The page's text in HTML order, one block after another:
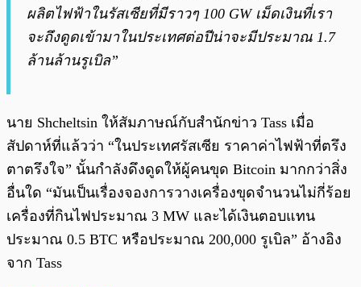
ผลิตไฟฟ้าในรัสเซียที่มีราวๆ 100 GW เม็ดเงินที่เรา
จะถึงดูดเข้ามาในประเทศต่อปีน่าจะมีประมาณ 1.7
ล้านล้านรูเบิล”
นาย Shcheltsin ให้สัมภาษณ์กับสำนักข่าว Tass เมื่อ
สัปดาห์ที่แล้วว่า “ในประเทศรัสเซีย ราคาค่าไฟฟ้าที่ตรึง
ตาตรึงใจ” นั้นกำลังดึงดูดให้ผู้คนขุด Bitcoin มากกว่าสิ่ง
อื่นใด “มันเป็นเรื่องจองการวางเครื่องขุดจำนวนไม่กี่ร้อย
เครื่องที่กินไฟประมาณ 3 MW และได้เงินตอบแทน
ประมาณ 0.5 BTC หรือประมาณ 200,000 รูเบิล” อ้างอิง
จาก Tass